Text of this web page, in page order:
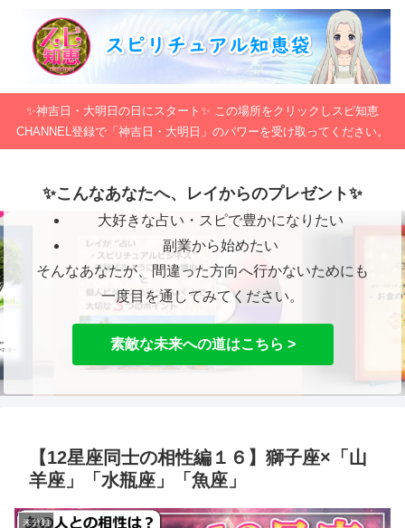
✨神吉日・大明日の日にスタート✨ この場所をクリックしスピ知恵
CHANNEL登録で「神吉日・大明日」のパワーを受け取ってください。
✨こんなあなたへ、レイからのプレゼント✨
大好きな占い・スピで豊かになりたい
副業から始めたい
そんなあなたが、間違った方向へ行かないためにも
一度目を通してみてください。
素敵な未来への道はこちら >
【12星座同士の相性編１６】獅子座×「山
羊座」「水瓶座」「魚座」
未分類